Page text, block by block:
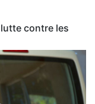
contre les